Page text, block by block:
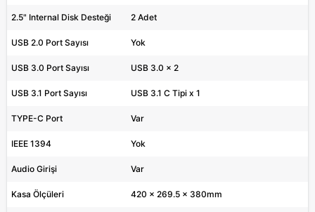
2.5" Internal Disk Desteği 2 Adet
USB 2.0 Port Sayısı Yok
USB 3.0 Port Sayısı USB 3.0 x 2
USB 3.1 Port Sayısı USB 3.1 C Tipi x 1
TYPE-C Port Var
IEEE 1394 Yok
Audio Girişi Var
Kasa Ölçüleri 420 x 269.5 x 380mm